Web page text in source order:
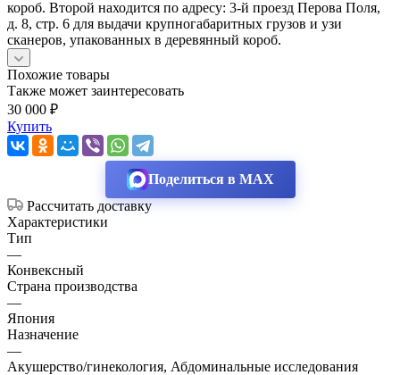
короб. Второй находится по адресу: 3-й проезд Перова Поля,
д. 8, стр. 6 для выдачи крупногабаритных грузов и узи
сканеров, упакованных в деревянный короб.
Похожие товары
Также может заинтересовать
30 000 ₽
Купить
Поделиться в MAX
Рассчитать доставку
Характеристики
Тип
—
Конвексный
Страна производства
—
Япония
Назначение
—
Акушерство/гинекология, Абдоминальные исследования